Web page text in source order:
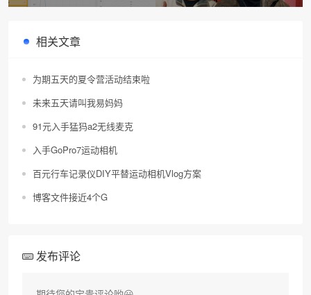
相关文章
为期五天的夏令营活动结束啦
未来五天请叫我易妈妈
91元入手猛犸a2无线麦克
入手GoPro7运动相机
百元行车记录仪DIY平替运动相机Vlog方案
博客文件接近4个G
发布评论